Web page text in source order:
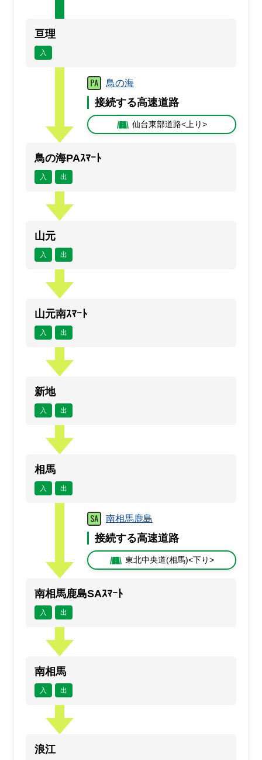
空車
未提供・不明
亘理
入
鳥の海
接続する高速道路
仙台東部道路<上り>
鳥の海PAｽﾏｰﾄ
入 出
山元
入 出
山元南ｽﾏｰﾄ
入 出
新地
入 出
相馬
入 出
南相馬鹿島
接続する高速道路
東北中央道(相馬)<下り>
南相馬鹿島SAｽﾏｰﾄ
入 出
南相馬
入 出
浪江